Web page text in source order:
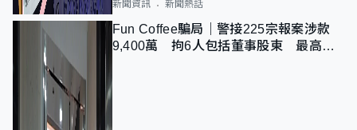
新聞資訊 新聞熱話
Fun Coffee騙局｜警接225宗報案涉款
9,400萬 拘6人包括董事股東 最高金